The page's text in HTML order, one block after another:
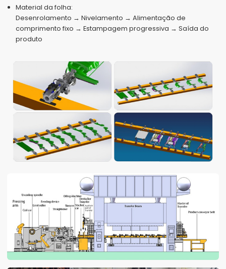
Material da folha:
Desenrolamento → Nivelamento → Alimentação de
comprimento fixo → Estampagem progressiva → Saída do
produto